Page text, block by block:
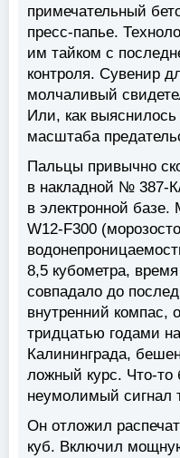
примечательный
пресс-папье.
им тайком с
контроля. Сувенир
молчаливый
Или, как
масштаба
Пальцы привычно
в накладной № 387-
в электронной
W12-F300
8,5 кубометра,
совпадало до
внутренний компас,
тридцатью годами
Калининграда,
ложный курс. Что-то
неумолимый сигнал
Он отложил
куб. Включил